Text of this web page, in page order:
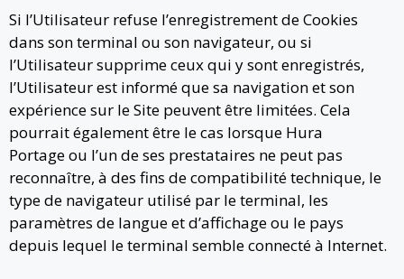
Si l’Utilisateur refuse l’enregistrement de Cookies
dans son terminal ou son navigateur, ou si
l’Utilisateur supprime ceux qui y sont enregistrés,
l’Utilisateur est informé que sa navigation et son
expérience sur le Site peuvent être limitées. Cela
pourrait également être le cas lorsque Hura
Portage ou l’un de ses prestataires ne peut pas
reconnaître, à des fins de compatibilité technique, le
type de navigateur utilisé par le terminal, les
paramètres de langue et d’affichage ou le pays
depuis lequel le terminal semble connecté à Internet.